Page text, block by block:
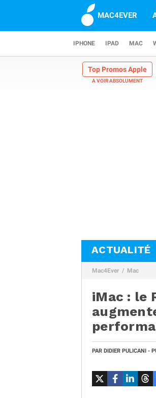
MAC4EVER
IPHONE IPAD MAC
Top Promos Apple
ACTUALITÉ
Mac4Ever Mac
iMac : le
PAR DIDIER PULICANI -